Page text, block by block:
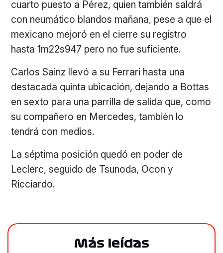
cuarto puesto a Pérez, quien también saldrá
con neumático blandos mañana, pese a que el
mexicano mejoró en el cierre su registro
hasta 1m22s947 pero no fue suficiente.
Carlos Sainz llevó a su Ferrari hasta una
destacada quinta ubicación, dejando a Bottas
en sexto para una parrilla de salida que, como
su compañero en Mercedes, también lo
tendrá con medios.
La séptima posición quedó en poder de
Leclerc, seguido de Tsunoda, Ocon y
Ricciardo.
Más leídas